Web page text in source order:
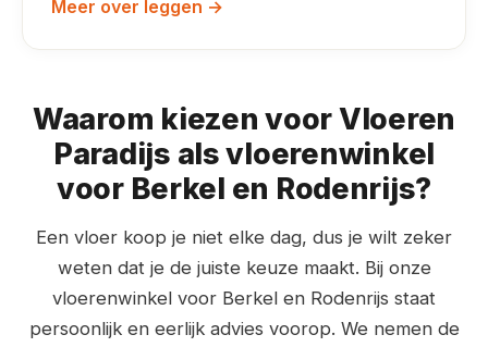
Meer over leggen →
Waarom kiezen voor Vloeren
Paradijs als vloerenwinkel
voor Berkel en Rodenrijs?
Een vloer koop je niet elke dag, dus je wilt zeker
weten dat je de juiste keuze maakt. Bij onze
vloerenwinkel voor Berkel en Rodenrijs staat
persoonlijk en eerlijk advies voorop. We nemen de